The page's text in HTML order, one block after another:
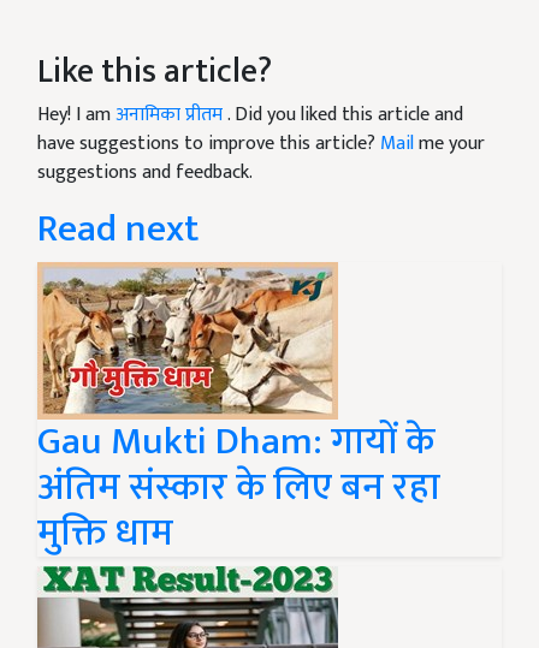
Like this article?
Hey! I amअनामिका प्रीतम. Did you liked this article and
have suggestions to improve this article? Mailme your
suggestions and feedback.
Read next
Gau Mukti Dham: गायों के
अंतिम संस्कार के लिए बन रहा
मुक्ति धाम